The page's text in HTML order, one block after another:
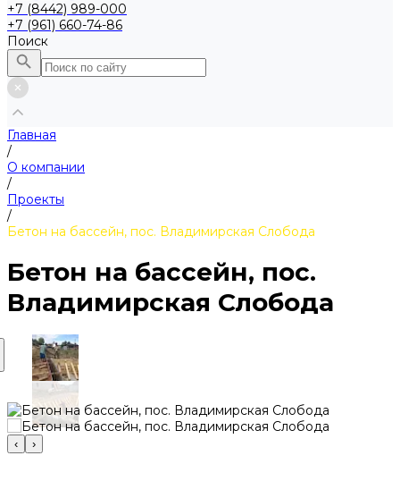
+7 (8442) 989-000
+7 (961) 660-74-86
Поиск
Главная
/
О компании
/
Проекты
/
Бетон на бассейн, пос. Владимирская Слобода
Бетон на бассейн, пос.
Владимирская Слобода
‹ ›